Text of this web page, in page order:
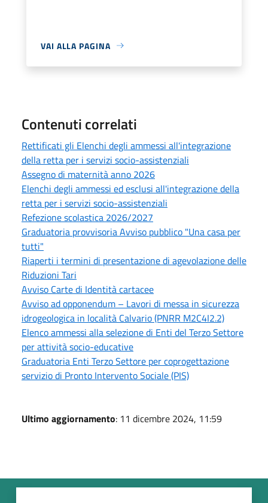
VAI ALLA PAGINA
Contenuti correlati
Rettificati gli Elenchi degli ammessi all'integrazione
della retta per i servizi socio-assistenziali
Assegno di maternità anno 2026
Elenchi degli ammessi ed esclusi all'integrazione della
retta per i servizi socio-assistenziali
Refezione scolastica 2026/2027
Graduatoria provvisoria Avviso pubblico "Una casa per
tutti"
Riaperti i termini di presentazione di agevolazione delle
Riduzioni Tari
Avviso Carte di Identità cartacee
Avviso ad opponendum – Lavori di messa in sicurezza
idrogeologica in località Calvario (PNRR M2C4I2.2)
Elenco ammessi alla selezione di Enti del Terzo Settore
per attività socio-educative
Graduatoria Enti Terzo Settore per coprogettazione
servizio di Pronto Intervento Sociale (PIS)
Ultimo aggiornamento: 11 dicembre 2024, 11:59